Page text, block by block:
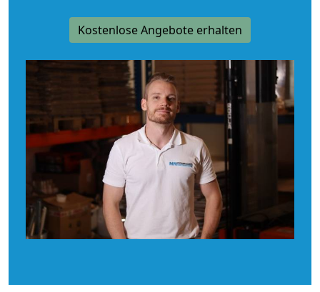
Kostenlose Angebote erhalten